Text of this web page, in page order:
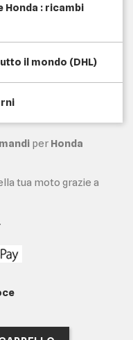
: ricambi
il mondo (DHL)
per Honda
tua moto grazie a